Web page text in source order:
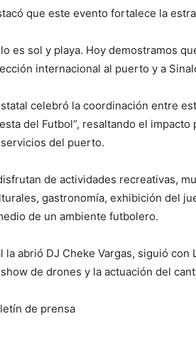
que este evento fortalece la
es sol y playa. Hoy demostramos
internacional al puerto y a
celebró la coordinación entre
del Futbol”, resaltando el
del puerto.
de actividades recreativas,
gastronomía, exhibición del
de un ambiente futbolero.
la abrió DJ Cheke Vargas, siguió
de drones y la actuación del
de prensa